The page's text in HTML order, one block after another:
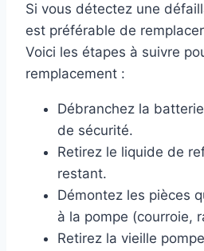
Si vous détectez une
est préférable de
Voici les étapes à suivre
remplacement :
Débranchez la
de sécurité.
Retirez le liquide de
restant.
Démontez les pièces
à la pompe (courroie,
Retirez la vieille